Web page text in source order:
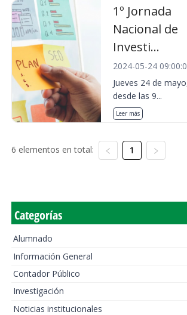
1º Jornada
Nacional de
Investi...
2024-05-24
Jueves 24 de
desde las 9...
Leer más
6 elementos en total: 1
Categorías
Alumnado
Información General
Contador Público
Investigación
Noticias institucionales